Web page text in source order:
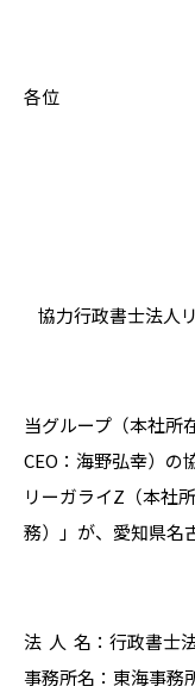
各位
協力行政書士法人
当グループ（本社所
CEO：海野弘幸）の
リーガライZ（本社
務）」が、愛知県名
法 人 名：行政書士
事務所名：東海事務